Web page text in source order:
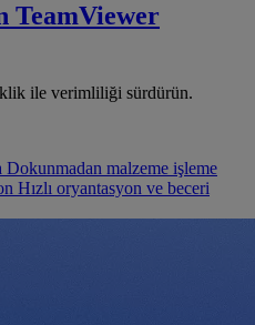
TeamViewer
ile verimliliği sürdürün.
Dokunmadan malzeme işleme
Hızlı oryantasyon ve beceri